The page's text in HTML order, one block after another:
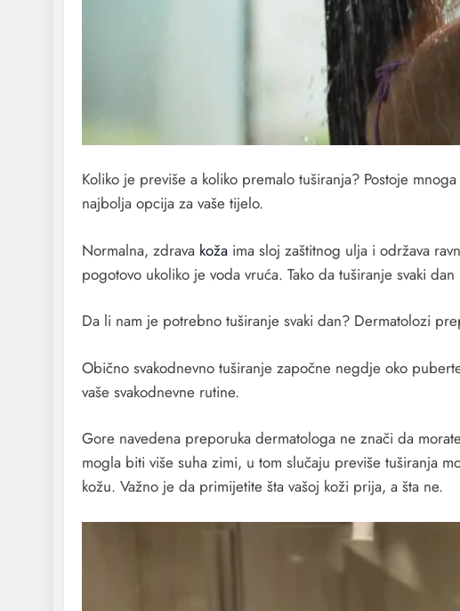
Koliko je previše a koliko premalo tuširanja? Postoje
najbolja opcija za vaše tijelo.
Normalna, zdrava koža ima sloj zaštitnog ulja i održava
pogotovo ukoliko je voda vruća. Tako da tuširanje svaki
Da li nam je potrebno tuširanje svaki dan? Dermatolozi
Obično svakodnevno tuširanje započne negdje oko
vaše svakodnevne rutine.
Gore navedena preporuka dermatologa ne znači da
mogla biti više suha zimi, u tom slučaju previše tuširanja
kožu. Važno je da primijetite šta vašoj koži prija, a šta ne.